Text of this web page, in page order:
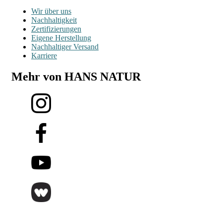
Wir über uns
Nachhaltigkeit
Zertifizierungen
Eigene Herstellung
Nachhaltiger Versand
Karriere
Mehr von HANS NATUR